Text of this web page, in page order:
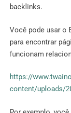
backlinks.
Você pode usar o
para encontrar
funcionam
https://
content/uploads/